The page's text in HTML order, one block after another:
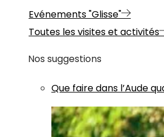
Evénements "Glisse"
Toutes les visites et activités
Nos suggestions
Que faire dans l’Aude